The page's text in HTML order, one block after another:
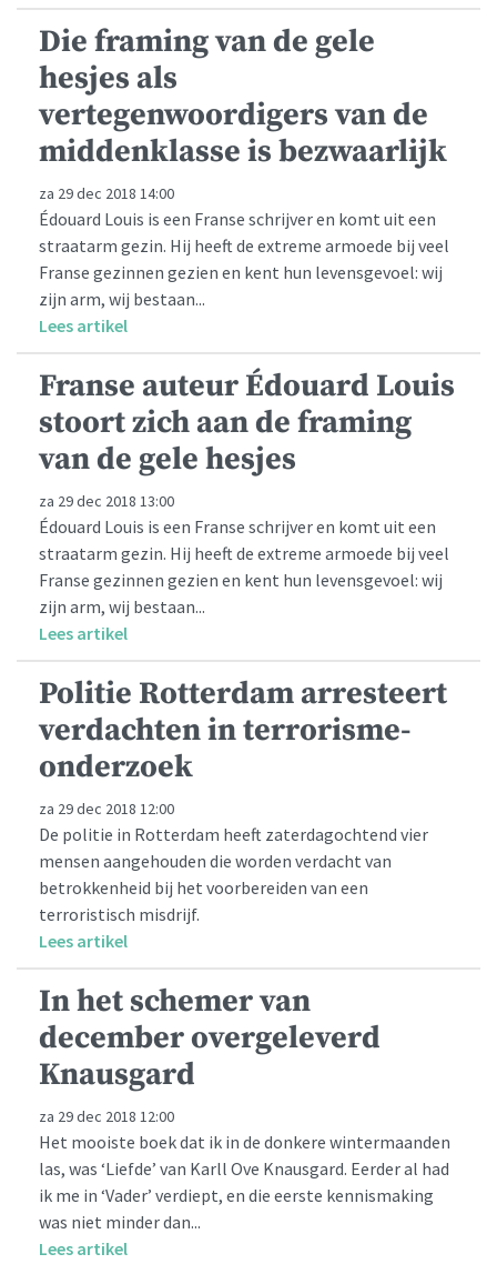
Die framing van de gele
hesjes als
vertegenwoordigers van de
middenklasse is bezwaarlijk
za 29 dec 2018 14:00
Édouard Louis is een Franse schrijver en komt uit een
straatarm gezin. Hij heeft de extreme armoede bij veel
Franse gezinnen gezien en kent hun levensgevoel: wij
zijn arm, wij bestaan...
Lees artikel
Franse auteur Édouard Louis
stoort zich aan de framing
van de gele hesjes
za 29 dec 2018 13:00
Édouard Louis is een Franse schrijver en komt uit een
straatarm gezin. Hij heeft de extreme armoede bij veel
Franse gezinnen gezien en kent hun levensgevoel: wij
zijn arm, wij bestaan...
Lees artikel
Politie Rotterdam arresteert
verdachten in terrorisme-
onderzoek
za 29 dec 2018 12:00
De politie in Rotterdam heeft zaterdagochtend vier
mensen aangehouden die worden verdacht van
betrokkenheid bij het voorbereiden van een
terroristisch misdrijf.
Lees artikel
In het schemer van
december overgeleverd
Knausgard
za 29 dec 2018 12:00
Het mooiste boek dat ik in de donkere wintermaanden
las, was ‘Liefde’ van Karll Ove Knausgard. Eerder al had
ik me in ‘Vader’ verdiept, en die eerste kennismaking
was niet minder dan...
Lees artikel